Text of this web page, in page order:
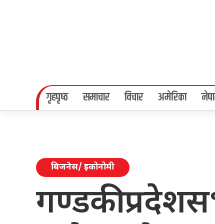
गृहपृष्‍ठ समाचार विचार अमेरिका
बिजनेस/ इकोनोमी
गण्डकी